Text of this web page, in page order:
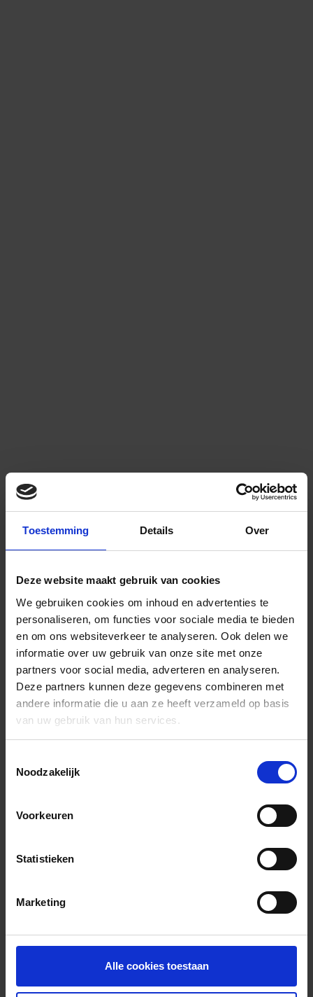
Toestemming Details Over
Deze website maakt gebruik van cookies
We gebruiken cookies om inhoud en advertenties te
personaliseren, om functies voor sociale media te bieden
en om ons websiteverkeer te analyseren. Ook delen we
informatie over uw gebruik van onze site met onze
partners voor social media, adverteren en analyseren.
Deze partners kunnen deze gegevens combineren met
andere informatie die u aan ze heeft verzameld op basis
van uw gebruik van hun services.
Noodzakelijk
Voorkeuren
Statistieken
Marketing
Alle cookies toestaan